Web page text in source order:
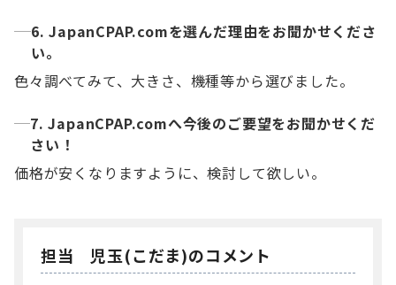
6. JapanCPAP.comを選んだ理由をお聞かせくださ
い。
色々調べてみて、大きさ、機種等から選びました。
7. JapanCPAP.comへ今後のご要望をお聞かせくだ
さい！
価格が安くなりますように、検討して欲しい。
担当 児玉(こだま)のコメント